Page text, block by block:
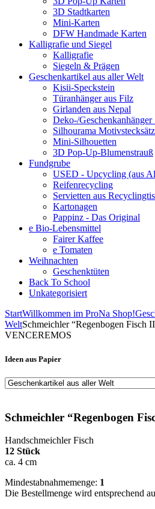
3D Stadtkarten
Mini-Karten
DFW Handmade Karten
Kalligrafie und Siegel
Kalligrafie
Siegeln & Prägen
Geschenkartikel aus aller Welt
Kisii-Speckstein
Türanhänger aus Filz
Girlanden aus Nepal
Deko-/
Silhourama
Mini-Silhouetten
3D Pop-Up-Blumenstrauß
Fundgrube
USED - Upcycling (aus
Reifenrecycling
Servietten aus
Kartonagen
Pappinz - Das Original
e Bio-Lebensmittel
Fairer Kaffee
e Tomaten
Weihnachten
Geschenktüten
Back To School
Unkategorisiert
StartWillkommen im ProNa Shop!
WeltSchmeichler “Regenbogen Fisch
VENCEREMOS
Ideen aus Papier
Schmeichler “Regenbogen
Handschmeichler Fisch
12 Stück
ca. 4 cm
Mindestabnahmemenge: 1
Die Bestellmenge wird entsprechend